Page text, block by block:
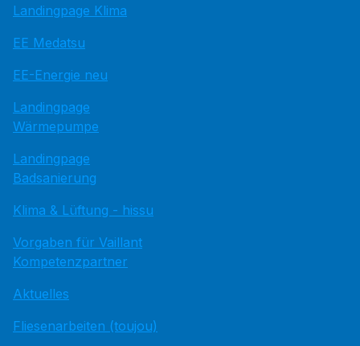
Landingpage Klima
EE Medatsu
EE-Energie neu
Landingpage
Wärmepumpe
Landingpage
Badsanierung
Klima & Lüftung - hissu
Vorgaben für Vaillant
Kompetenzpartner
Aktuelles
Fliesenarbeiten (toujou)